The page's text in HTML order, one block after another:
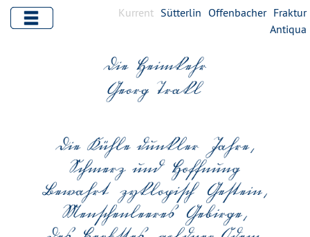
Kurrent Sütterlin Offenbacher Fraktur
Antiqua